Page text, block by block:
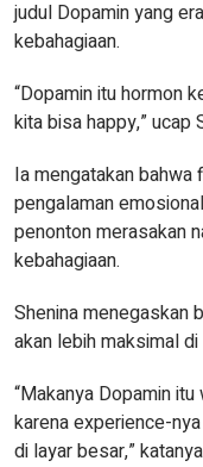
judul Dopamin yang
kebahagiaan.
“Dopamin itu hormon
kita bisa happy,” ucap
Ia mengatakan bahwa
pengalaman
penonton merasakan
kebahagiaan.
Shenina menegaskan
akan lebih maksimal di
“Makanya Dopamin
karena experience-
di layar besar,”